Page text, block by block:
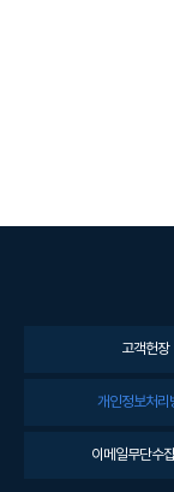
고객헌장
개인정보처리
이메일무단수